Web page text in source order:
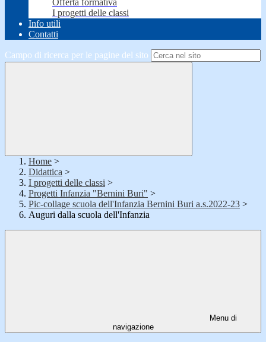
Offerta formativa
I progetti delle classi
Info utili
Contatti
Campo di ricerca per le pagine del sito
Home >
Didattica >
I progetti delle classi >
Progetti Infanzia "Bernini Buri" >
Pic-collage scuola dell'Infanzia Bernini Buri a.s.2022-23 >
Auguri dalla scuola dell'Infanzia
Menu di
navigazione